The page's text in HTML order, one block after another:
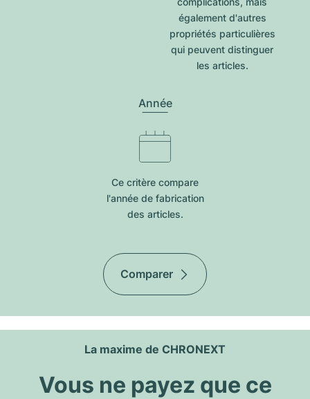
également d'autres
propriétés particulières
qui peuvent distinguer
les articles.
Année
Ce critère compare
l'année de fabrication
des articles.
Comparer
La maxime de CHRONEXT
Vous ne payez que ce